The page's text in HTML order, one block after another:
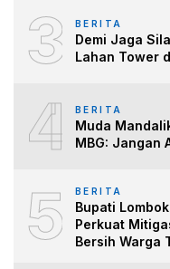
3 BERITA
Demi Jaga
Lahan Tower
4 BERITA
Muda
MBG: Jangan
5 BERITA
Bupati
Perkuat
Bersih Warga